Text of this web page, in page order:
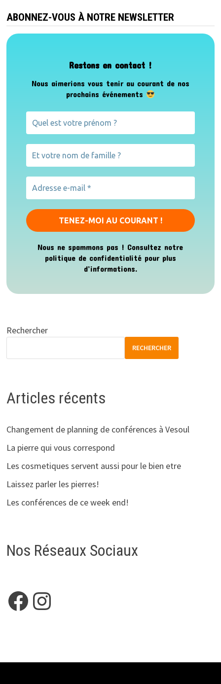
ABONNEZ-VOUS À NOTRE NEWSLETTER
Restons en contact !
Nous aimerions vous tenir au courant de nos
prochains événements
Nous ne spammons pas ! Consultez notre
politique de confidentialitépour plus
d’informations.
Rechercher
RECHERCHER
Articles récents
Changement de planning de conférences à Vesoul
La pierre qui vous correspond
Les cosmetiques servent aussi pour le bien etre
Laissez parler les pierres!
Les conférences de ce week end!
Nos Réseaux Sociaux
Facebook
Instagram